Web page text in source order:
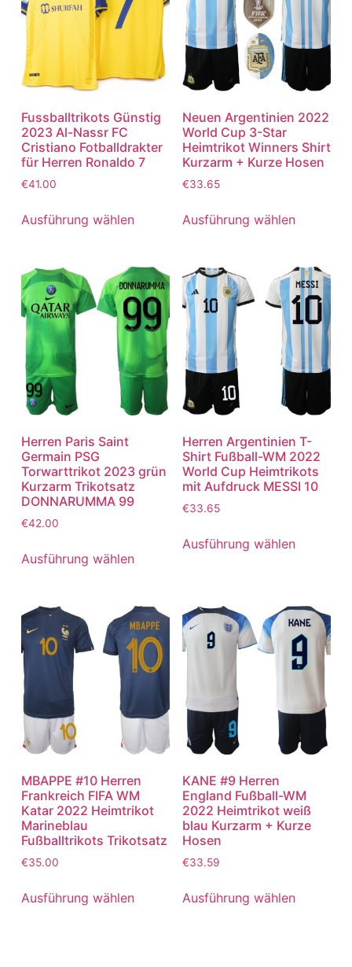
Fussballtrikots Günstig
2023 Al-Nassr FC
Cristiano Fotballdrakter
für Herren Ronaldo 7
€41.00
Ausführung wählen
Neuen Argentinien 2022
World Cup 3-Star
Heimtrikot Winners Shirt
Kurzarm + Kurze Hosen
€33.65
Ausführung wählen
Herren Paris Saint
Germain PSG
Torwarttrikot 2023 grün
Kurzarm Trikotsatz
DONNARUMMA 99
€42.00
Ausführung wählen
Herren Argentinien T-
Shirt Fußball-WM 2022
World Cup Heimtrikots
mit Aufdruck MESSI 10
€33.65
Ausführung wählen
MBAPPE #10 Herren
Frankreich FIFA WM
Katar 2022 Heimtrikot
Marineblau
Fußballtrikots Trikotsatz
€35.00
Ausführung wählen
KANE #9 Herren
England Fußball-WM
2022 Heimtrikot weiß
blau Kurzarm + Kurze
Hosen
€33.59
Ausführung wählen